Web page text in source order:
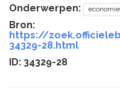
Onderwerpen:
economie
Bron:
https://
34329-28.html
ID: 34329-28